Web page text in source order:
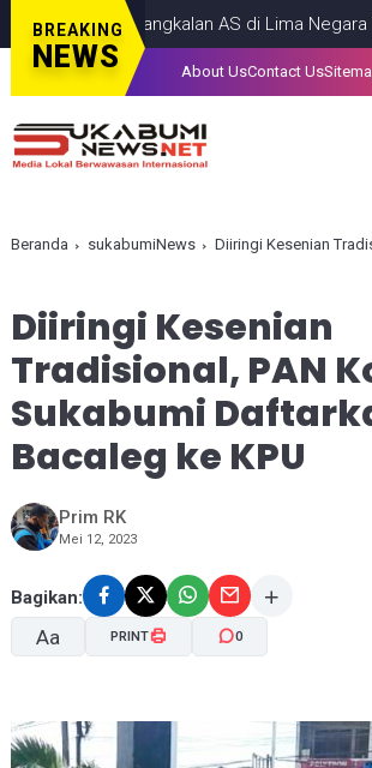
BREAKING
NEWS
ke Pangkalan AS di Lima Negara Teluk
About UsContact Us
Beranda sukabumiNews Diiringi Kesenian Tradisional, PAN Kota
Diiringi Kesenian
Tradisional, PAN
Sukabumi
Bacaleg ke KPU
Prim RK
Mei 12, 2023
Bagikan:
Aa
A+
PRINT 0